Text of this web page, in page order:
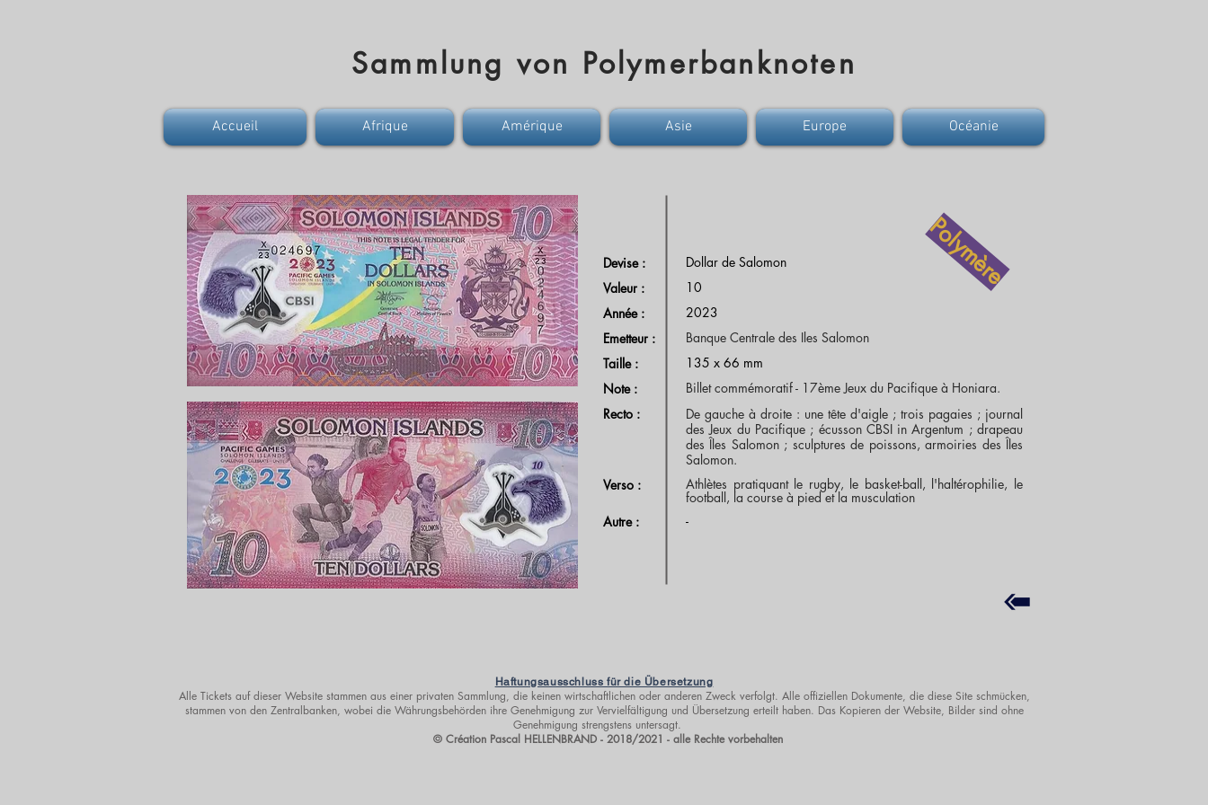
Sammlung von Polymerbanknoten
Accueil Afrique Amérique Asie Europe Océanie
Devise :
Dollar de Salomon
Valeur :
10
Année :
2023
Emetteur :
Banque Centrale des Iles Salomon
Taille :
135 x 66 mm
Note :
Billet commémoratif - 17ème Jeux du Pacifique à Honiara.
Recto :
De gauche à droite : une tête d'aigle ; trois pagaies ; journal
des Jeux du Pacifique ; écusson CBSI in Argentum ; drapeau
des Îles Salomon ; sculptures de poissons, armoiries des Îles
Salomon.
Verso :
Athlètes pratiquant le rugby, le basket-ball, l'haltérophilie, le
football, la course à pied et la musculation
Autre :
-
Polymère
Haftungsausschluss für die Übersetzung
Alle Tickets auf dieser Website stammen aus einer privaten Sammlung, die keinen wirtschaftlichen oder anderen Zweck verfolgt. Alle offiziellen Dokumente, die diese Site schmücken,
stammen von den Zentralbanken, wobei die Währungsbehörden ihre Genehmigung zur Vervielfältigung und Übersetzung erteilt haben. Das Kopieren der Website, Bilder sind ohne
Genehmigung strengstens untersagt.
© Création Pascal HELLENBRAND - 2018/2021 - alle Rechte vorbehalten